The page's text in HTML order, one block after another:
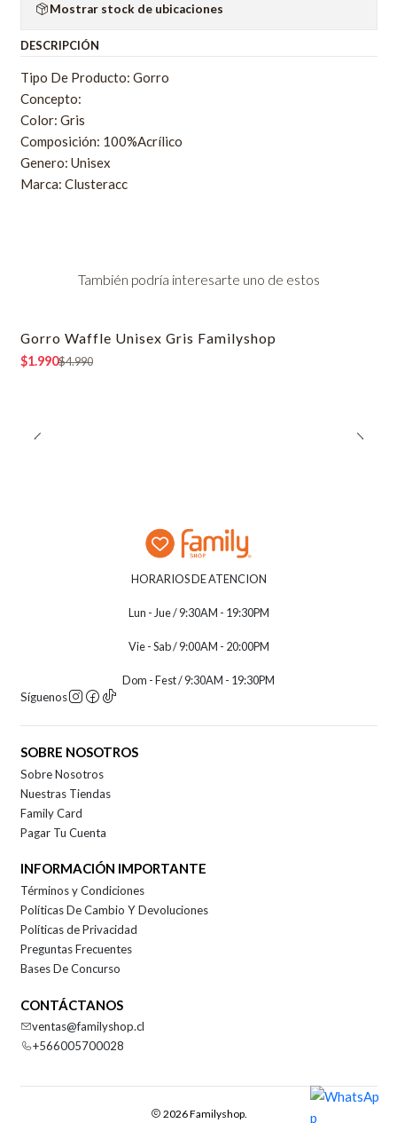
Mostrar stock de ubicaciones
DESCRIPCIÓN
Tipo De Producto: Gorro
Concepto:
Color: Gris
Composición: 100%Acrílico
Genero: Unisex
Marca: Clusteracc
También podría interesarte uno de estos
-60% OFF
Gorro Waffle Unisex Gris Familyshop
$1.990$4.990
HORARIOS DE ATENCION
Lun - Jue / 9:30AM - 19:30PM
Vie - Sab / 9:00AM - 20:00PM
Dom - Fest / 9:30AM - 19:30PM
Síguenos
SOBRE NOSOTROS
Sobre Nosotros
Nuestras Tiendas
Family Card
Pagar Tu Cuenta
INFORMACIÓN IMPORTANTE
Términos y Condiciones
Políticas De Cambio Y Devoluciones
Políticas de Privacidad
Preguntas Frecuentes
Bases De Concurso
CONTÁCTANOS
ventas@familyshop.cl
+566005700028
2026 Familyshop.